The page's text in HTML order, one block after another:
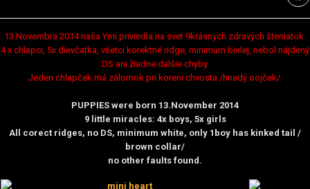
13.Novembra 2014 naša Ymi priviedla na svet 9krásnych zdravých šteniatok.
4 x chlapci, 5x dievčatka, všetci korektné ridge, minimum bielej, nebol nájdený
DS ani žiadne dalšie chyby.
Jeden chlapček má zálomok pri koreni chvosta /hnedý oojček/.
PUPPIES were born 13.November 2014
9 little miracles: 4x boys, 5x girls
All corect ridges, no DS, minimum white, only 1boy has kinked tail /
brown collar/
no other faults found.